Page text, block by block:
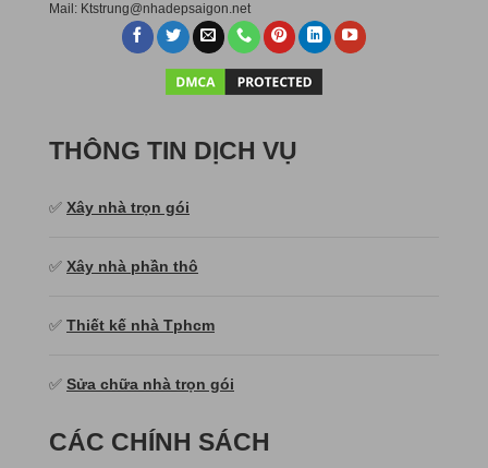
Mail: Ktstrung@nhadepsaigon.net
THÔNG TIN DỊCH VỤ
✅ Xây nhà trọn gói
✅ Xây nhà phần thô
✅ Thiết kế nhà Tphcm
✅ Sửa chữa nhà trọn gói
CÁC CHÍNH SÁCH